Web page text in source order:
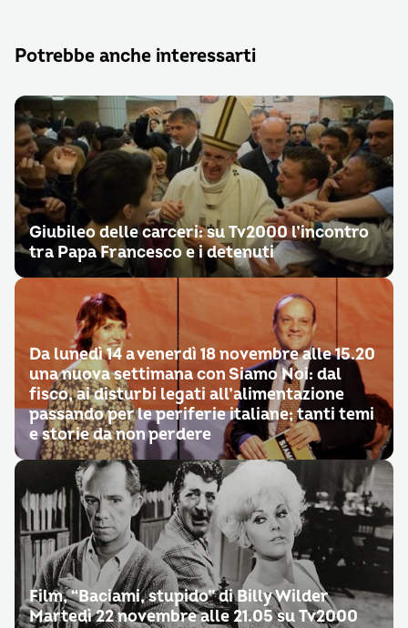
Potrebbe anche interessarti
Giubileo delle carceri: su Tv2000 l’incontro
tra Papa Francesco e i detenuti
Da lunedì 14 a venerdì 18 novembre alle 15.20
una nuova settimana con Siamo Noi: dal
fisco, ai disturbi legati all’alimentazione
passando per le periferie italiane; tanti temi
e storie da non perdere
Film, “Baciami, stupido” di Billy Wilder
Martedì 22 novembre alle 21.05 su Tv2000